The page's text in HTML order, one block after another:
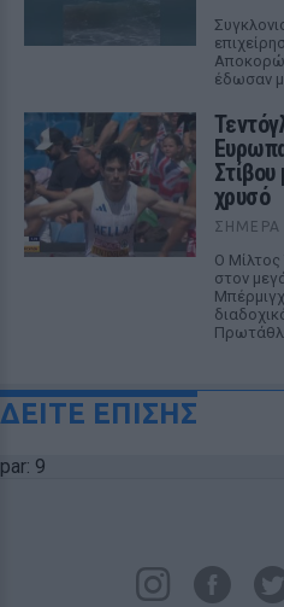
έδωσαν
χρυσό
ΣΉΜΕΡΑ
Ο Μίλτος
στον
ΔΕΙΤΕ ΕΠΙΣΗΣ
par: 9